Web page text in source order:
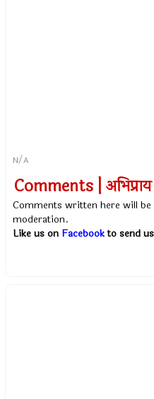
N/A
Comments | अभिप्राय
Comments written here will
moderation.
Like us on Facebookto send